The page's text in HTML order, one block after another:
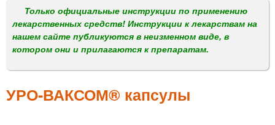
м
е
н
Только официальные инструкции по применению
лекарственных средств! Инструкции к лекарствам на
нашем сайте публикуются в неизменном виде, в
котором они и прилагаются к препаратам.
УРО-ВАКСОМ® капсулы